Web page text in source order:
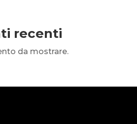
recenti
da mostrare.